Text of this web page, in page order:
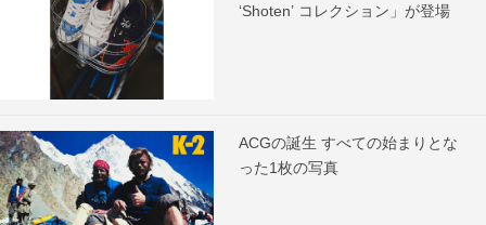
‘Shoten’ コレクション」が登場
ACGの誕生 すべての始まりとな
った1枚の写真